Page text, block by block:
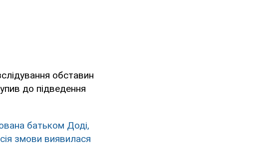
обставин
до підведення
батьком Доді,
змови виявилася